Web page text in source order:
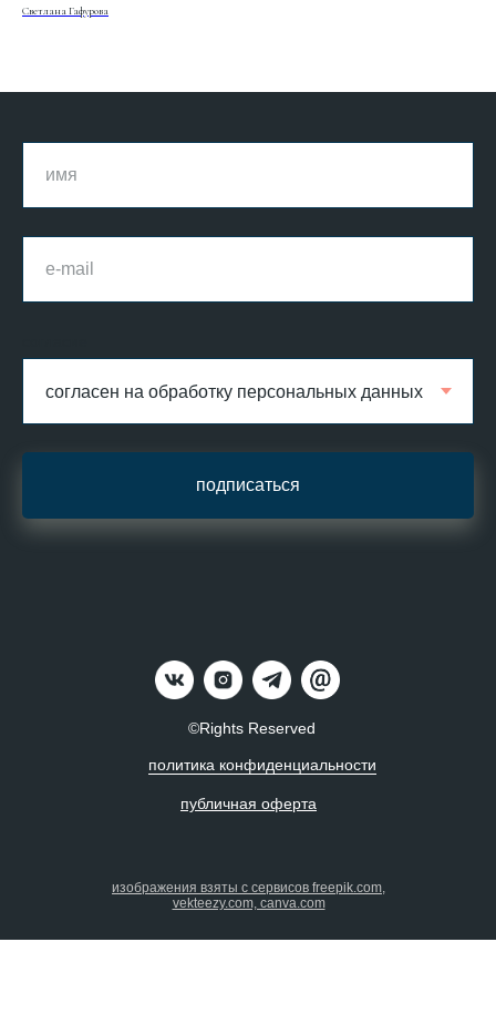
Светлана Гафурова
подписаться
©Rights Reserved
политика конфиденциальности
изображения взяты с сервисов freepik.com,
vekteezy.com, canva.com
публичная оферта